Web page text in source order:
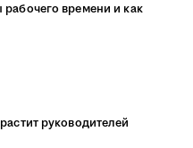
времени и как
руководителей